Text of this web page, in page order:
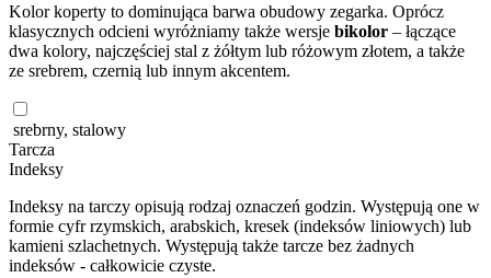
Kolor koperty to dominująca barwa obudowy zegarka. Oprócz
klasycznych odcieni wyróżniamy także wersje bikolor – łączące
dwa kolory, najczęściej stal z żółtym lub różowym złotem, a także
ze srebrem, czernią lub innym akcentem.
srebrny, stalowy
Tarcza
Indeksy
Indeksy na tarczy opisują rodzaj oznaczeń godzin. Występują one w
formie cyfr rzymskich, arabskich, kresek (indeksów liniowych) lub
kamieni szlachetnych. Występują także tarcze bez żadnych
indeksów - całkowicie czyste.